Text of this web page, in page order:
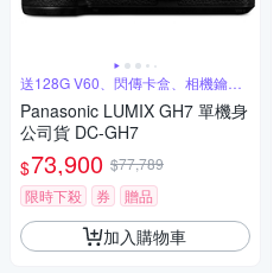
送128G V60、閃傳卡盒、相機鑰匙
圈
Panasonic LUMIX GH7 單機身
公司貨 DC-GH7
$73,900 $77,789
限時下殺
券 贈品
加入購物車